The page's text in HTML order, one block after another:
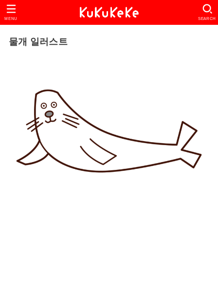
SEARCH
MENU
물개 일러스트